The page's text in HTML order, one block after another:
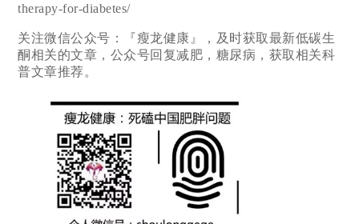
therapy-for-diabetes/
关注微信公众号：『瘦龙健康』，及时获取最新低碳生
酮相关的文章，公众号回复减肥，糖尿病，获取相关科
普文章推荐。